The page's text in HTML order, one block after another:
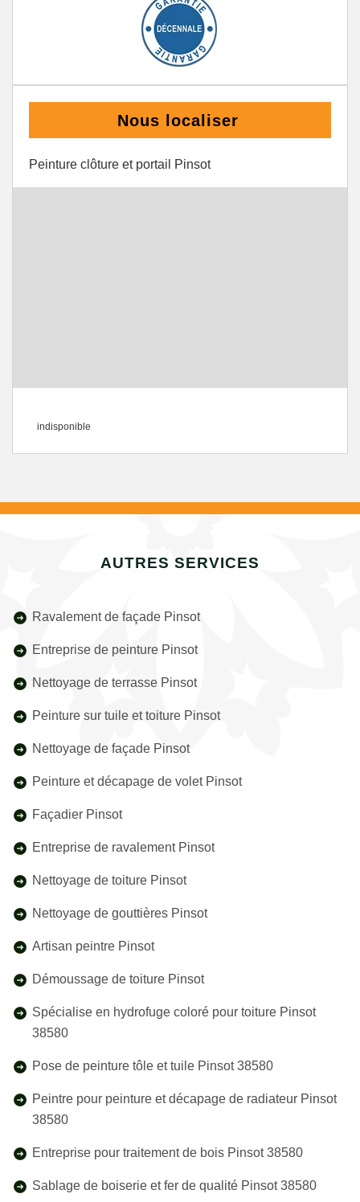
Nous localiser
Peinture clôture et portail Pinsot
indisponible
AUTRES SERVICES
Ravalement de façade Pinsot
Entreprise de peinture Pinsot
Nettoyage de terrasse Pinsot
Peinture sur tuile et toiture Pinsot
Nettoyage de façade Pinsot
Peinture et décapage de volet Pinsot
Façadier Pinsot
Entreprise de ravalement Pinsot
Nettoyage de toiture Pinsot
Nettoyage de gouttières Pinsot
Artisan peintre Pinsot
Démoussage de toiture Pinsot
Spécialise en hydrofuge coloré pour toiture Pinsot
38580
Pose de peinture tôle et tuile Pinsot 38580
Peintre pour peinture et décapage de radiateur Pinsot
38580
Entreprise pour traitement de bois Pinsot 38580
Sablage de boiserie et fer de qualité Pinsot 38580